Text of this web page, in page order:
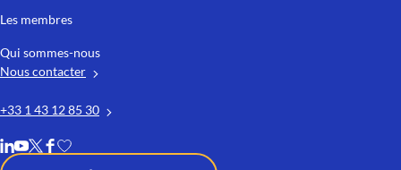
Les membres
Qui sommes-nous
Nous contacter
+33 1 43 12 85 30